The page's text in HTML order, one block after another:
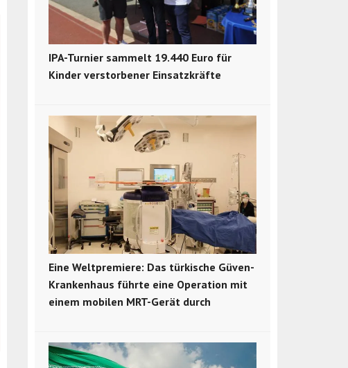
IPA-Turnier sammelt 19.440 Euro für
Kinder verstorbener Einsatzkräfte
Eine Weltpremiere: Das türkische Güven-
Krankenhaus führte eine Operation mit
einem mobilen MRT-Gerät durch